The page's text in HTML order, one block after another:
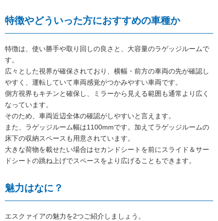
特徴やどういった方におすすめの車種か
特徴は、使い勝手や取り回しの良さと、大容量のラゲッジルームで
す。
広々とした視界が確保されており、横幅・前方の車両の先が確認し
やすく、運転していて車両感覚がつかみやすい車両です。
側方視界もキチンと確保し、ミラーから見える範囲も通常より広く
なっています。
そのため、車両近辺全体の確認がしやすいと言えます。
また、ラゲッジルーム幅は1100mmです。加えてラゲッジルームの
床下の収納スペースも用意されています。
大きな荷物を載せたい場合はセカンドシートを前にスライド＆サー
ドシートの跳ね上げでスペースをより広げることもできます。
魅力はなに？
エスクァイアの魅力を2つご紹介しましょう。